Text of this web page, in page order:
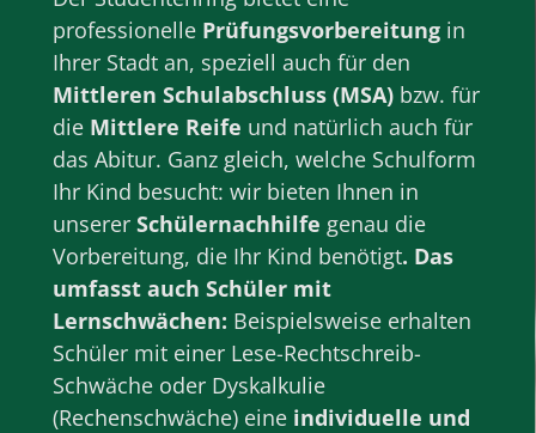
professionelle Prüfungsvorbereitung in
Ihrer Stadt an, speziell auch für den
Mittleren Schulabschluss (MSA) bzw. für
die Mittlere Reife und natürlich auch für
das Abitur. Ganz gleich, welche Schulform
Ihr Kind besucht: wir bieten Ihnen in
unsererSchülernachhilfe genau die
Vorbereitung, die Ihr Kind benötigt. Das
umfasst auch Schüler mit
Lernschwächen: Beispielsweise erhalten
Schüler mit einer Lese-Rechtschreib-
Schwäche oder Dyskalkulie
(Rechenschwäche) eine individuelle und